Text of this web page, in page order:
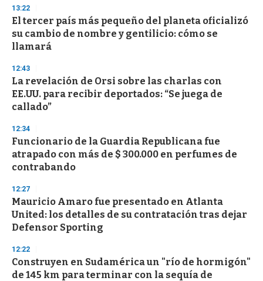
d
s
13:22
El tercer país más pequeño del planeta oficializó
su cambio de nombre y gentilicio: cómo se
llamará
12:43
La revelación de Orsi sobre las charlas con
EE.UU. para recibir deportados: “Se juega de
callado”
12:34
Funcionario de la Guardia Republicana fue
atrapado con más de $ 300.000 en perfumes de
contrabando
12:27
Mauricio Amaro fue presentado en Atlanta
United: los detalles de su contratación tras dejar
Defensor Sporting
12:22
Construyen en Sudamérica un "río de hormigón"
de 145 km para terminar con la sequía de